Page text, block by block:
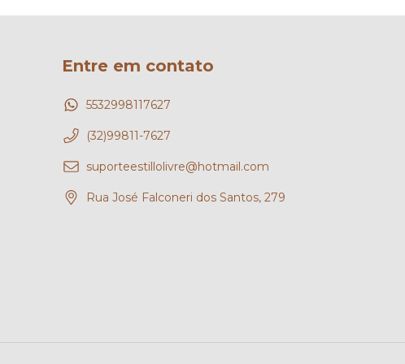
Entre em contato
5532998117627
(32)99811-7627
suporteestillolivre@hotmail.com
Rua José Falconeri dos Santos, 279